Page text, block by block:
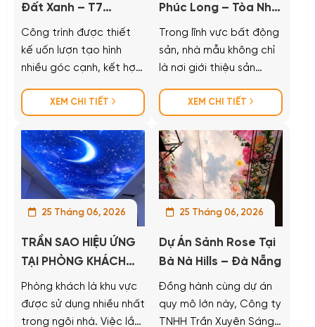
Đất Xanh – T7
Gigamall Thủ Đức,
TP. Hồ Chí Minh
Công trình được thiết
kế uốn lượn tạo hình
nhiều góc cạnh, kết hợp
sao, mang đến một
tượng và lạ mắt.
XEM CHI TIẾT
Phúc Long – Tòa Nhà
PVGAS Nhà Bè
Trong lĩnh vực bất động
sản, nhà mẫu không chỉ
là nơi giới thiệu sản
cụ thể hiện đẳng cấp,
của dự án đến với khách
hàng. Chính vì vậy, việc
đầu tư vào thiết kế nội
thất và hệ thống chiếu
sáng luôn được các chủ
tâm.
XEM CHI TIẾT
25 Tháng 06, 2026
TRẦN SAO HIỆU ỨNG
TẠI PHÒNG KHÁCH
GIA ĐÌNH
Phòng khách là khu vực
được sử dụng nhiều nhất
trong ngôi nhà. Việc lắp
25 Tháng 06, 2026
Dự Án Sảnh Rose Tại
Bà Nà Hills – Đà Nẵng
Đồng hành cùng dự án
quy mô lớn này, Công ty
TNHH Trần Xuyên Sáng